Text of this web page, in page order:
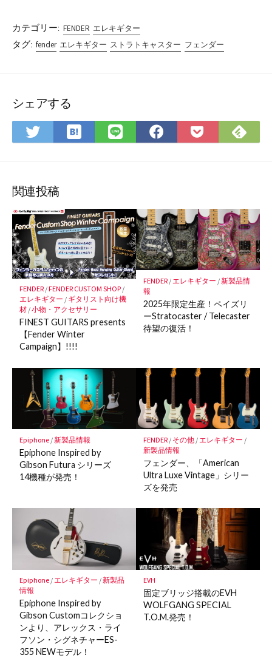
カテゴリー: FENDER エレキギター
タグ: fender エレキギター ストラトキャスター フェンダー
シェアする
Twitter
で
ア
は
て
マ
ー
ク
に
保
存
LINE
で
Facebook
で
Pocket
に
で
関連投稿
FENDER/FENDER CUSTOM SHOP/
エレキギター / ギタリスト向け機
材/小物・アクセサリー
FINEST GUITARS presents
【Fender Winter
Campaign】!!!!
FENDER/ エレキギター /新製品情
報
2025年限定生産！ペイズリ
ーStratocaster / Telecaster
待望の復活！
Epiphone/新製品情報
Epiphone Inspired by
Gibson Futura シリーズ
14機種が発売！
FENDER/ その他/ エレキギター /
新製品情報
フェンダー、「American
Ultra Luxe Vintage」シリー
ズを発売
Epiphone/エレキギター /新製品
情報
Epiphone Inspired by
Gibson Customコレクショ
ンより、アレックス・ライ
フソン・シグネチャーES-
355 NEWモデル！
EVH
固定ブリッジ搭載のEVH
WOLFGANG SPECIAL
T.O.M.発売！